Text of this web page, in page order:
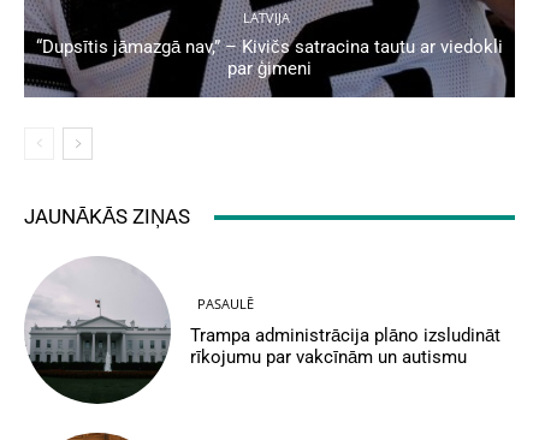
LATVIJA
“Dupsītis jāmazgā nav,” – Kivičs satracina tautu ar viedokli
par ģimeni
JAUNĀKĀS ZIŅAS
PASAULĒ
Trampa administrācija plāno izsludināt
rīkojumu par vakcīnām un autismu